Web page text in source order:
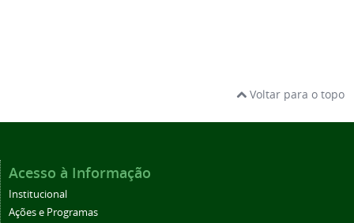
Voltar para o topo
Acesso à Informação
Institucional
Ações e Programas